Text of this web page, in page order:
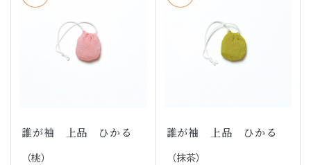
誰が袖 上品 ひかる
（桃）
誰が袖 上品 ひかる
（抹茶）